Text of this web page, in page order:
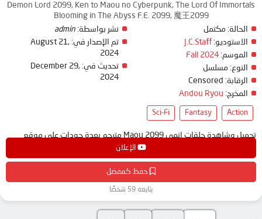
الإعلان
حفظ كمفضل
يتابعه 59 شخصًا
Demon Lord 2099, Ken to Maou no Cyberpunk, The Lord Of Immortals
Blooming in The Abyss F.E. 2099, 魔王2099
الحالة: مكتمل
الاستوديو: J.C.Staff
الموسم: Fall 2024
النوع: مسلسل
الرقابة:
المخرج: Andou Ryou
نشر بواسطة: admin
تم الإصدار في: August 21,
2024
تحديث في: December 29,
2024
Action
Fantasy
Sci-Fi
تحميل وشاهدة حلقات انمي Maou 2099 مترجم بعدة جودات على موقع